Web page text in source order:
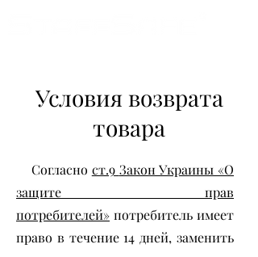
Условия возврата
товара
Согласно ст.9 Закон Украины «О
защите прав
потребителей» потребитель имеет
право в течение 14 дней, заменить